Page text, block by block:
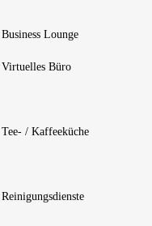
Business Lounge
Virtuelles Büro
Tee- / Kaffeeküche
Reinigungsdienste